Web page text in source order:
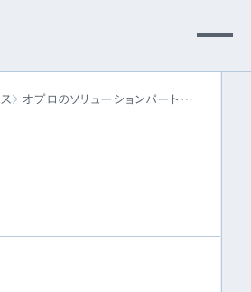
オプロのソリューションパート